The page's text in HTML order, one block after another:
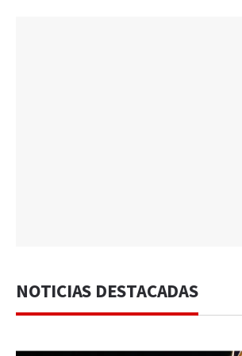
NOTICIAS DESTACADAS